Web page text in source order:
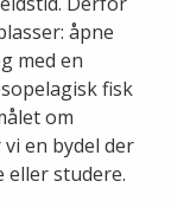
åpne
med en
fisk
om
en bydel der
eller studere.